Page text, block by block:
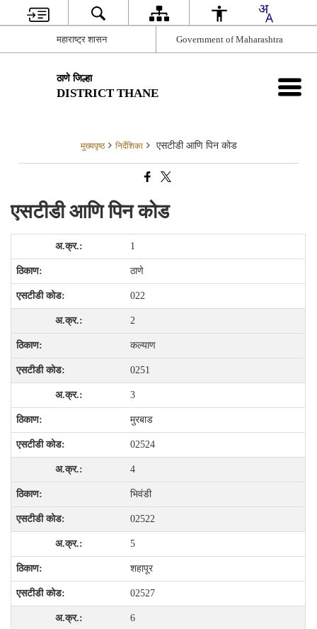
महाराष्ट्र शासन Government of Maharashtra
ठाणे जिल्हा
DISTRICT THANE
मुख्यपृष्ठ निर्देशिका एसटीडी आणि पिन कोड
एसटीडी आणि पिन कोड
1
ठाणे
022
2
कल्याण
0251
3
मुरबाड
02524
4
भिवंडी
02522
5
शहापूर
02527
6